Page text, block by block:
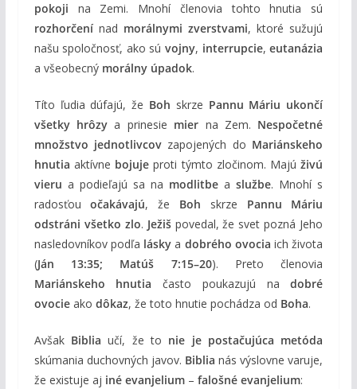
pokoji na Zemi. Mnohí členovia tohto hnutia sú
rozhorčenínad morálnymi zverstvami, ktoré sužujú
našu spoločnosť, ako súvojny, interrupcie,eutanázia
a všeobecný morálny úpadok.
Títo ľudia dúfajú, že Boh skrze Pannu Máriu ukončí
všetky hrôzy a prinesie mier na Zem. Nespočetné
množstvo jednotlivcov zapojených do Mariánskeho
hnutia aktívne bojuje proti týmto zločinom. Majúživú
vieru a podieľajú sa na modlitbe aslužbe. Mnohí s
radosťouočakávajú, že Boh skrze Pannu Máriu
odstráni všetko zlo. Ježišpovedal, že svet pozná Jeho
nasledovníkov podľa lásky a dobrého ovocia ich života
(Ján 13:35; Matúš 7:15–20). Preto členovia
Mariánskeho hnutia často poukazujú nadobré
ovocieako dôkaz, že toto hnutie pochádza od Boha.
Avšak Biblia učí, že to nie je postačujúca metóda
skúmania duchovných javov. Biblia nás výslovne varuje,
že existuje aj iné evanjelium– falošné evanjelium: